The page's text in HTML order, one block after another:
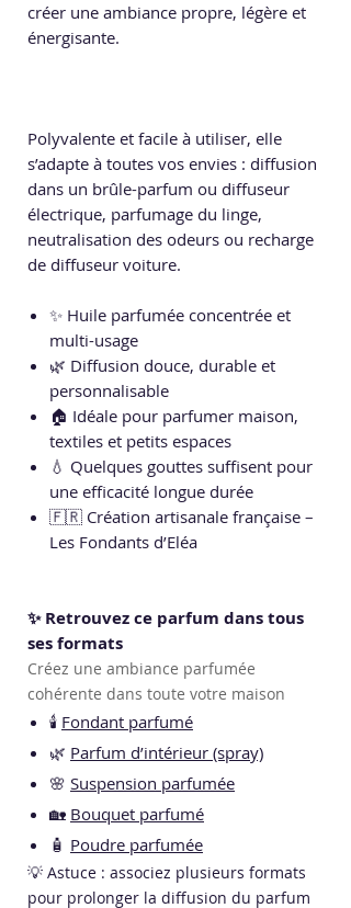
créer une ambiance propre, légère et
énergisante.
Polyvalente et facile à utiliser, elle
s’adapte à toutes vos envies : diffusion
dans un brûle-parfum ou diffuseur
électrique, parfumage du linge,
neutralisation des odeurs ou recharge
de diffuseur voiture.
✨ Huile parfumée concentrée et
multi-usage
🌿 Diffusion douce, durable et
personnalisable
🏠 Idéale pour parfumer maison,
textiles et petits espaces
💧 Quelques gouttes suffisent pour
une efficacité longue durée
🇫🇷 Création artisanale française –
Les Fondants d’Eléa
✨ Retrouvez ce parfum dans tous
ses formats
Créez une ambiance parfumée
cohérente dans toute votre maison
🕯️ Fondant parfumé
🌿 Parfum d’intérieur (spray)
🌸 Suspension parfumée
🏡 Bouquet parfumé
🧴 Poudre parfumée
💡 Astuce : associez plusieurs formats
pour prolonger la diffusion du parfum